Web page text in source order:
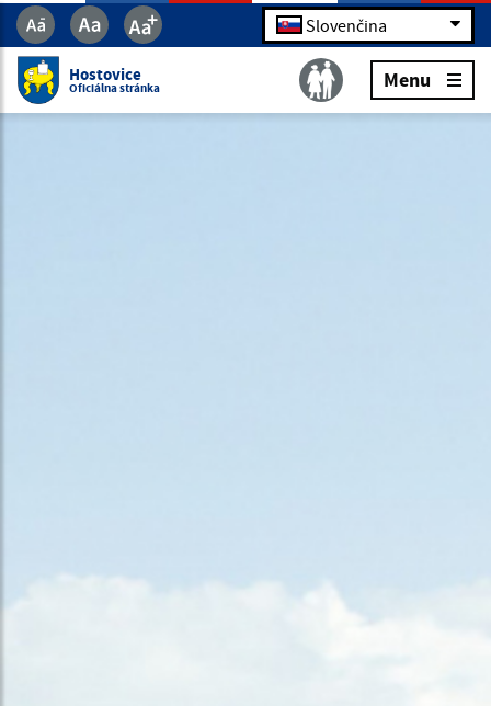
Slovenčina
Hostovice
Oficiálna stránka Menu